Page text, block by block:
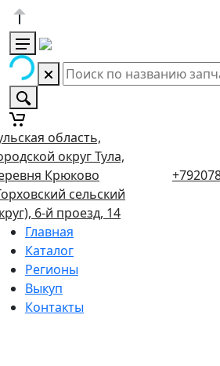
область,
округ Тула,
Крюково
сельский
6-й проезд, 14
Главная
Каталог
Регионы
Выкуп
Контакты